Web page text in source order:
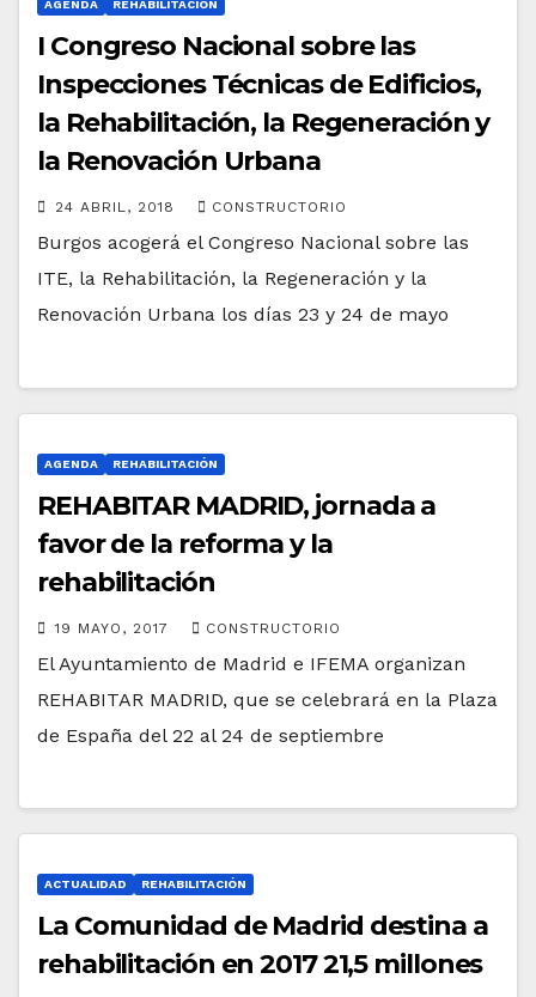
AGENDA REHABILITACIÓN
I Congreso Nacional sobre las
Inspecciones Técnicas de Edificios,
la Rehabilitación, la Regeneración y
la Renovación Urbana
24 ABRIL, 2018 CONSTRUCTORIO
Burgos acogerá el Congreso Nacional sobre las
ITE, la Rehabilitación, la Regeneración y la
Renovación Urbana los días 23 y 24 de mayo
AGENDA REHABILITACIÓN
REHABITAR MADRID, jornada a
favor de la reforma y la
rehabilitación
19 MAYO, 2017 CONSTRUCTORIO
El Ayuntamiento de Madrid e IFEMA organizan
REHABITAR MADRID, que se celebrará en la Plaza
de España del 22 al 24 de septiembre
ACTUALIDAD REHABILITACIÓN
La Comunidad de Madrid destina a
rehabilitación en 2017 21,5 millones